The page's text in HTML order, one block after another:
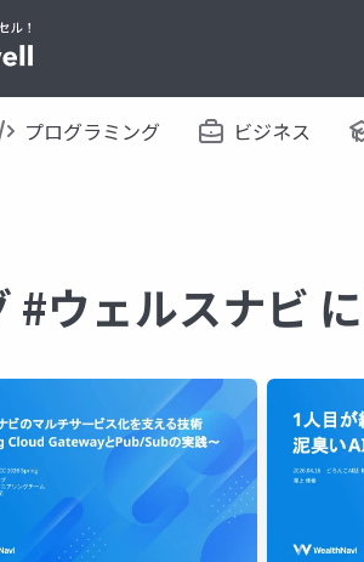
プログラミング ビジネス
#ウェルスナビ